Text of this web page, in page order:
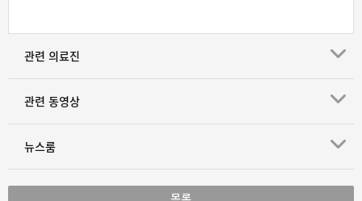
관련 의료진
관련 동영상
뉴스룸
목록